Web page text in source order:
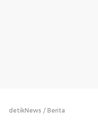
detikNews Berita